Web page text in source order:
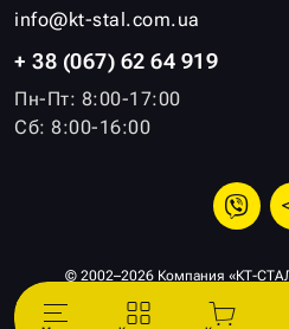
info@kt-stal.com.ua
+ 38 (067) 62 64 919
Пн-Пт: 8:00-17:00
Сб: 8:00-16:00
© 2002–2026 Компания «КТ-